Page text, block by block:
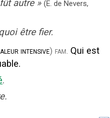
autre » (E. de Nevers,
être fier.
intensive) fam. Qui est
.